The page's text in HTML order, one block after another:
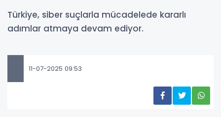
Türkiye, siber suçlarla mücadelede kararlı
adımlar atmaya devam ediyor.
11-07-2025 09:53